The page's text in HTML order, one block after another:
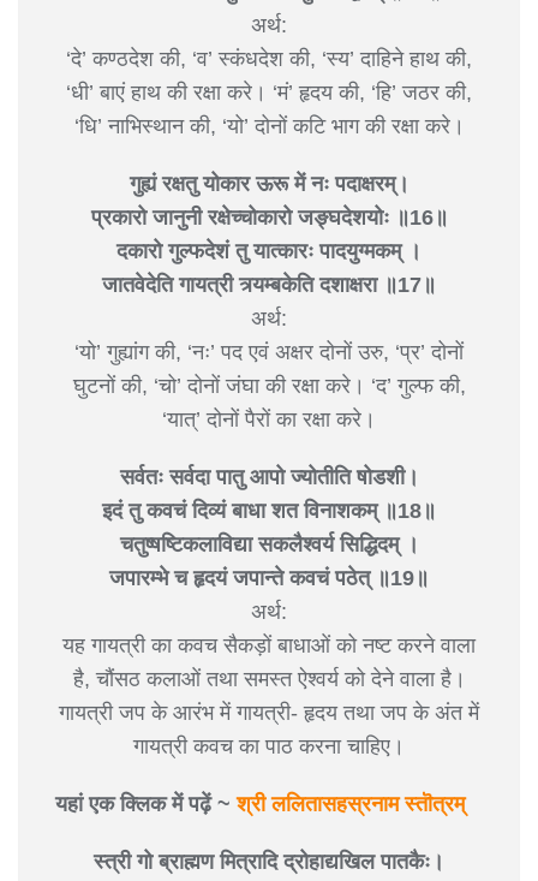
अर्थ:
‘दे’ कण्ठदेश की, ‘व’ स्कंधदेश की, ‘स्य’ दाहिने हाथ की,
‘धी’ बाएं हाथ की रक्षा करे। ‘मं’ हृदय की, ‘हि’ जठर की,
‘धि’ नाभिस्थान की, ‘यो’ दोनों कटि भाग की रक्षा करे।
गुह्यं रक्षतु योकार ऊरू में नः पदाक्षरम्।
प्रकारो जानुनी रक्षेच्चोकारो जङ्घदेशयोः ॥16॥
दकारो गुल्फदेशं तु यात्कारः पादयुग्मकम् ।
जातवेदेति गायत्री त्र्यम्बकेति दशाक्षरा ॥17॥
अर्थ:
‘यो’ गुह्यांग की, ‘नः’ पद एवं अक्षर दोनों उरु, ‘प्र’ दोनों
घुटनों की, ‘चो’ दोनों जंघा की रक्षा करे। ‘द’ गुल्फ की,
‘यात्’ दोनों पैरों का रक्षा करे।
सर्वतः सर्वदा पातु आपो ज्योतीति षोडशी।
इदं तु कवचं दिव्यं बाधा शत विनाशकम् ॥18॥
चतुष्षष्टिकलाविद्या सकलैश्वर्य सिद्धिदम् ।
जपारम्भे च हृदयं जपान्ते कवचं पठेत् ॥19॥
अर्थ:
यह गायत्री का कवच सैकड़ों बाधाओं को नष्ट करने वाला
है, चौंसठ कलाओं तथा समस्त ऐश्वर्य को देने वाला है।
गायत्री जप के आरंभ में गायत्री- हृदय तथा जप के अंत में
गायत्री कवच का पाठ करना चाहिए।
यहां एक क्लिक में पढ़ें ~ श्री ललितासहस्रनाम स्तॊत्रम्
स्त्री गो ब्राह्मण मित्रादि द्रोहाद्यखिल पातकैः।